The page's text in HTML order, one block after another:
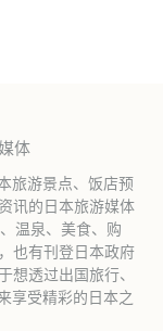
体
旅游景点、饭店预
讯的日本旅游媒体
温泉、美食、购
也有刊登日本政府
透过出国旅行、
享受精彩的日本之